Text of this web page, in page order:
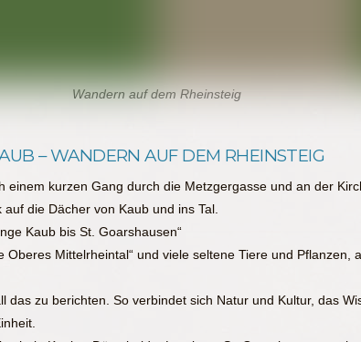
Wandern auf dem Rheinsteig
– WANDERN AUF DEM RHEINSTEIG
einem kurzen Gang durch die Metzgergasse und an der
die Dächer von Kaub und ins Tal.
Kaub bis St. Goarshausen“
Oberes Mittelrheintal“ und viele seltene Tiere und Pflanzen,
das zu berichten. So verbindet sich Natur und Kultur, das